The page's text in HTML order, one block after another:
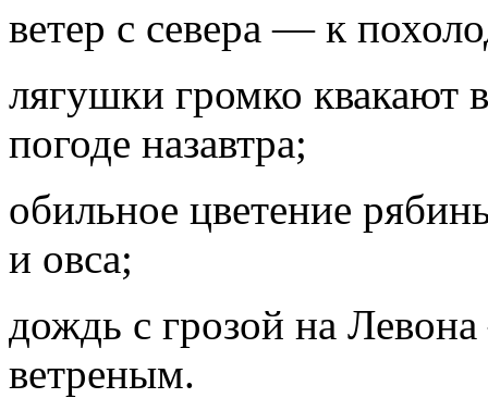
ветер с севера — к
лягушки громко квакают
погоде назавтра;
обильное цветение
и овса;
дождь с грозой на
ветреным.